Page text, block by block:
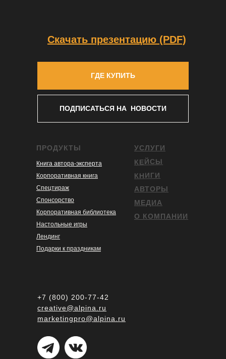
ПРОДУКТЫ
Книга автора-эксперта
Корпоративная книга
Спецтираж
Спонсорство
Корпоративная библиотека
Настольные игры
Лендинг
Подарки к праздникам
+7 (800) 200-77-42
creative@alpina.ru
marketingpro@alpina.ru
УСЛУГИ
КЕЙСЫ
КНИГИ
АВТОРЫ
МЕДИА
О КОМПАНИИ
ГДЕ КУПИТЬ
ПОДПИСАТЬСЯ НА НОВОСТИ
Скачать презентацию (PDF)